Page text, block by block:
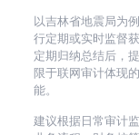
以吉林省地震局为
行定期或实时监督
定期归纳总结后，
限于联网审计体现
能。
建议根据日常审计